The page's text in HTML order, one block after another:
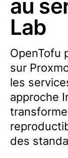
au
Lab
OpenTofu
sur
les
approche
des